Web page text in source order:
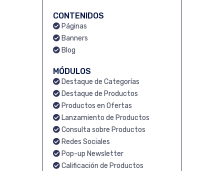
CONTENIDOS
Páginas
Banners
Blog
MÓDULOS
Destaque de Categorías
Destaque de Productos
Productos en Ofertas
Lanzamiento de Productos
Consulta sobre Productos
Redes Sociales
Pop-up Newsletter
Calificación de Productos